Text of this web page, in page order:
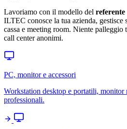
Lavoriamo con il modello del referente
ILTEC conosce la tua azienda, gestisce
cassa e meeting room. Niente
call center anonimi.
PC, monitor e accessori
Workstation desktop e portatili,
professionali.